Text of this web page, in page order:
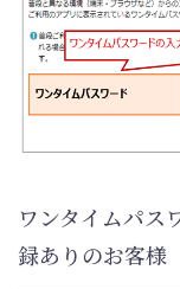
ワンタイムパス
録ありのお客様